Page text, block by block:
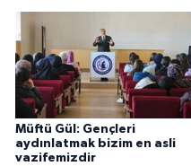
Müftü Gül: Gençleri
aydınlatmak bizim en asli
vazifemizdir
Konya Müftülüğü
Kütahya Müftülüğü
Malatya Müftülüğü